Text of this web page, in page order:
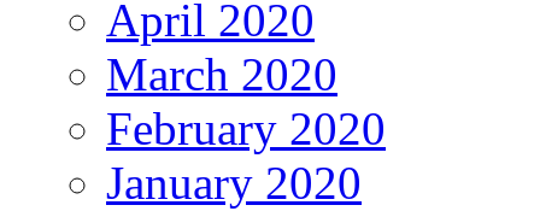
April 2020
March 2020
February 2020
January 2020